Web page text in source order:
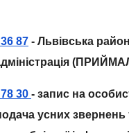
87 - Львівська
30 - запис на
усних звернень